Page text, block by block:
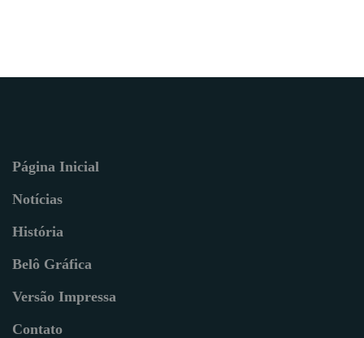
Página Inicial
Notícias
História
Belô Gráfica
Versão Impressa
Contato